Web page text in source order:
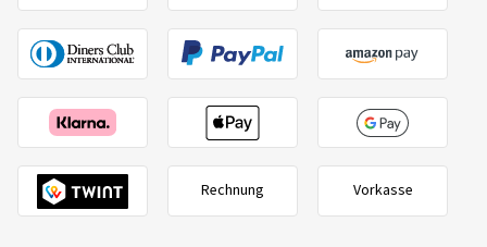
Rechnung Vorkasse